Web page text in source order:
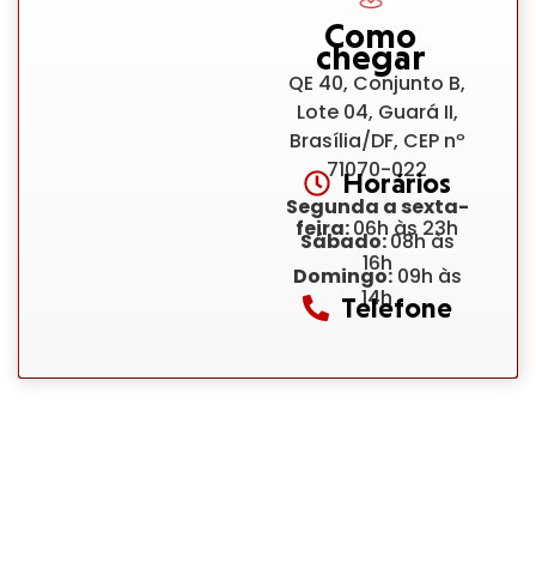
Como
chegar
QE 40, Conjunto B,
Lote 04, Guará II,
Brasília/DF, CEP nº
71070-022
Horários
Segunda a sexta-
feira:06h às 23h
Sábado:08h às
16h
Domingo:09h às
14h
Telefone